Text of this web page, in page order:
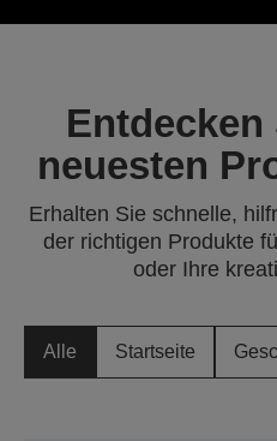
Entdecken
neuesten
Erhalten Sie schnelle,
der richtigen Produkte
oder Ihre
Alle Startseite